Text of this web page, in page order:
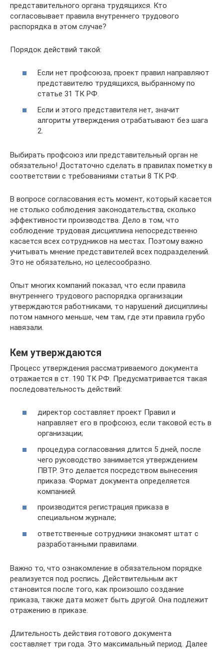
представительного органа трудящихся. Кто
согласовывает правила внутреннего трудового
распорядка в этом случае?
Порядок действий такой:
Если нет профсоюза, проект правил направляют
представителю трудящихся, выбранному по
статье 31 ТК РФ.
Если и этого представителя нет, значит
алгоритм утверждения отрабатывают без шага
2.
Выбирать профсоюз или представительный орган не
обязательно! Достаточно сделать в правилах пометку в
соответствии с требованиями статьи 8 ТК РФ.
В вопросе согласования есть момент, который касается
не столько соблюдения законодательства, сколько
эффективности производства. Дело в том, что
соблюдение трудовая дисциплина непосредственно
касается всех сотрудников на местах. Поэтому важно
учитывать мнение представителей всех подразделений.
Это не обязательно, но целесообразно.
Опыт многих компаний показал, что если правила
внутреннего трудового распорядка организации
утверждаются работниками, то нарушений дисциплины
потом намного меньше, чем там, где эти правила грубо
навязали.
Кем утверждаются
Процесс утверждения рассматриваемого документа
отражается в ст. 190 ТК РФ. Предусматривается такая
последовательность действий:
директор составляет проект Правил и
направляет его в профсоюз, если таковой есть в
организации;
процедура согласования длится 5 дней, после
чего руководство занимается утверждением
ПВТР. Это делается посредством вынесения
приказа. Формат документа определяется
компанией.
производится регистрация приказа в
специальном журнале;
ответственные сотрудники знакомят штат с
разработанными правилами.
Важно то, что ознакомление в обязательном порядке
реализуется под роспись. Действительным акт
становится после того, как произошло создание
приказа, также дата может быть другой. Она подлежит
отражению в приказе.
Длительность действия готового документа
составляет три года. Это максимальный период. Далее